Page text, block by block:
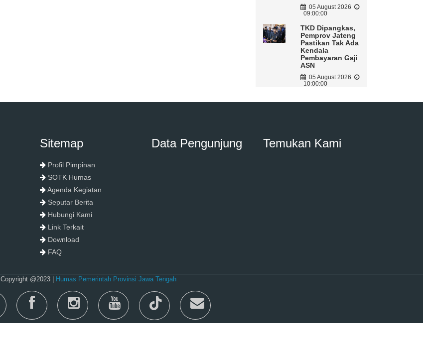
05 August 2026
09:00:00
TKD Dipangkas,
Pemprov Jateng
Pastikan Tak Ada
Kendala
Pembayaran Gaji
ASN
05 August 2026
10:00:00
Sitemap
Profil Pimpinan
SOTK Humas
Agenda Kegiatan
Seputar Berita
Hubungi Kami
Link Terkait
Download
FAQ
Data Pengunjung Temukan Kami
Copyright @2023 | Humas Pemerintah Provinsi Jawa Tengah